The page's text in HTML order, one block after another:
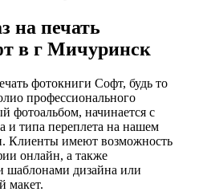
на печать
в г Мичуринск
фотокниги Софт, будь то
профессионального
фотоальбом, начинается с
и типа переплета на нашем
Клиенты имеют возможность
онлайн, а также
шаблонами дизайна или
макет.